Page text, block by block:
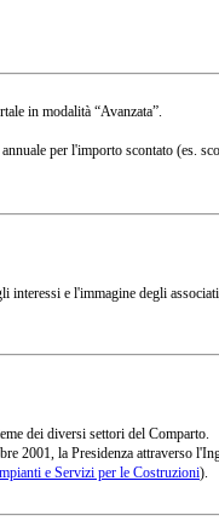
in modalità “Avanzata”.
per l'importo scontato
e l'immagine degli
dei diversi settori del Comparto.
2001, la Presidenza attraverso
e Servizi per le Costruzioni).